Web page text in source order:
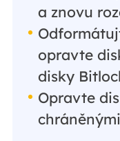
a znovu
opravte
disky
Opravte